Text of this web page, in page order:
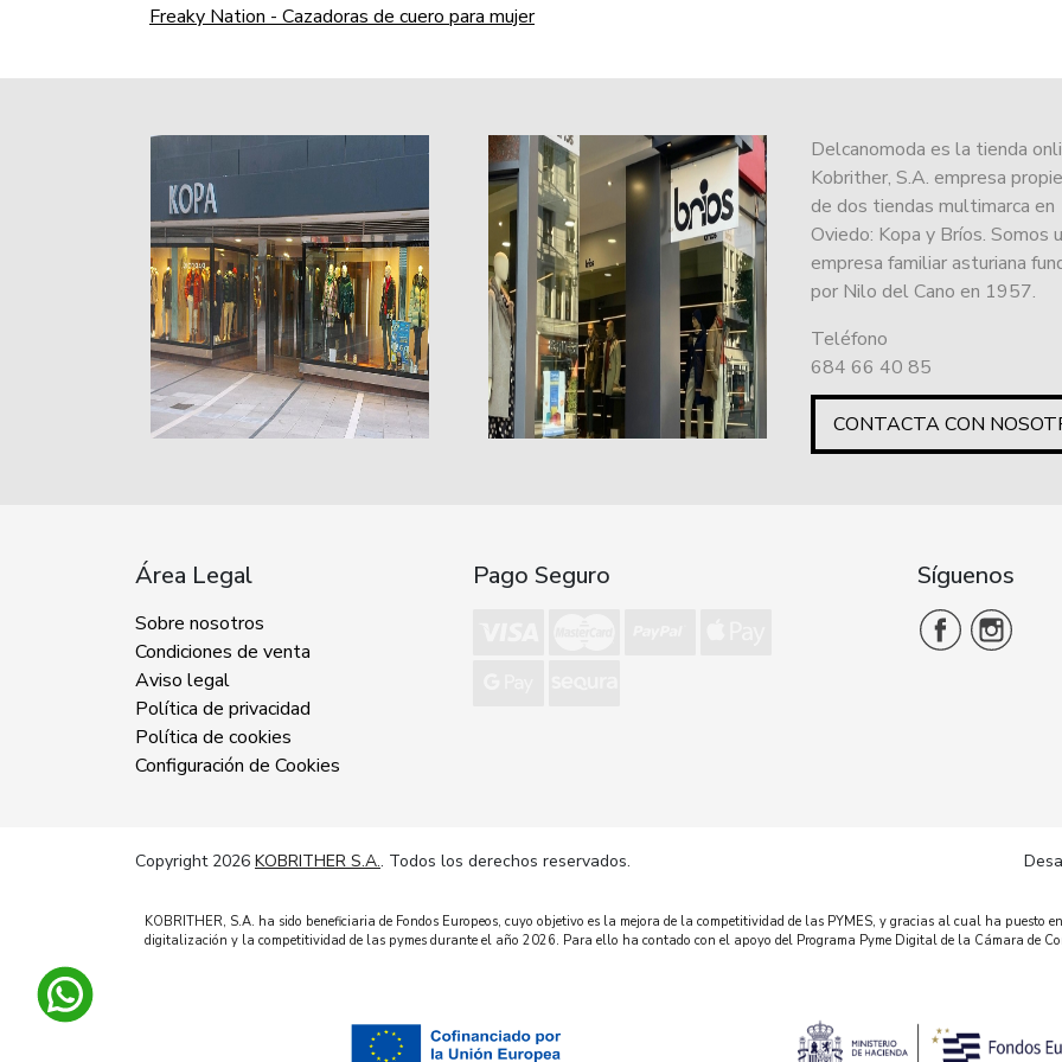
Freaky Nation - Cazadoras de cuero para mujer
Delcanomoda es la tienda
Kobrither, S.A. empresa
de dos tiendas multimarca en
Oviedo: Kopa y Bríos. Somos
empresa familiar asturiana
por Nilo del Cano en 1957.
Teléfono
684 66 40 85
CONTACTA CON
Área Legal
Sobre nosotros
Condiciones de venta
Aviso legal
Política de privacidad
Política de cookies
Configuración de Cookies
Pago Seguro Síguenos
Copyright 2026 KOBRITHER S.A.. Todos los derechos reservados.
KOBRITHER, S.A. ha sido beneficiaria de Fondos Europeos, cuyo objetivo es la mejora de la competitividad de las PYMES, y gracias al cual ha puesto
digitalización y la competitividad de las pymes durante el año 2026. Para ello ha contado con el apoyo del Programa Pyme Digital de la Cámara de